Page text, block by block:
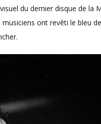
du dernier disque de la
ont revêti le bleu